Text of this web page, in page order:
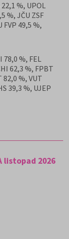
22,1 %, UPOL
%, JČU ZSF
FVP 49,5 %,
78,0 %, FEL
62,3 %, FPBT
82,0 %, VUT
39,3 %, UJEP
listopad 2026